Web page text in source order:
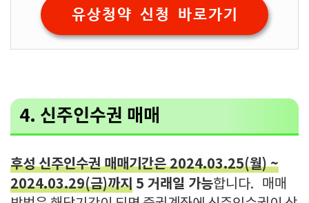
유상청약 신청 바로가기
4. 신주인수권 매매
후성 신주인수권 매매기간은 2024.03.25(월) ~
2024.03.29(금)까지 5 거래일 가능합니다. 매매